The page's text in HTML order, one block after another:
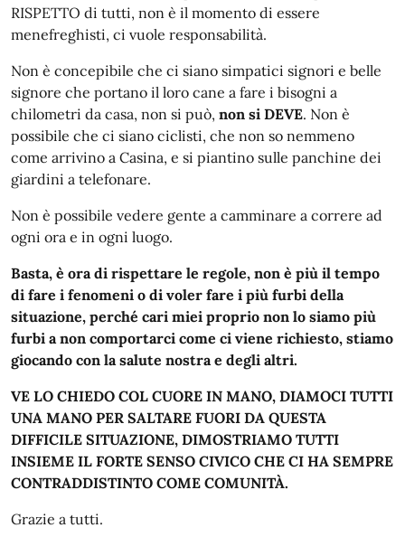
RISPETTO di tutti, non è il momento di essere
menefreghisti, ci vuole responsabilità.
Non è concepibile che ci siano simpatici signori e belle
signore che portano il loro cane a fare i bisogni a
chilometri da casa, non si può, non si DEVE. Non è
possibile che ci siano ciclisti, che non so nemmeno
come arrivino a Casina, e si piantino sulle panchine dei
giardini a telefonare.
Non è possibile vedere gente a camminare a correre ad
ogni ora e in ogni luogo.
Basta, è ora di rispettare le regole, non è più il tempo
di fare i fenomeni o di voler fare i più furbi della
situazione, perché cari miei proprio non lo siamo più
furbi a non comportarci come ci viene richiesto, stiamo
giocando con la salute nostra e degli altri.
VE LO CHIEDO COL CUORE IN MANO, DIAMOCI TUTTI
UNA MANO PER SALTARE FUORI DA QUESTA
DIFFICILE SITUAZIONE, DIMOSTRIAMO TUTTI
INSIEME IL FORTE SENSO CIVICO CHE CI HA SEMPRE
CONTRADDISTINTO COME COMUNITÀ.
Grazie a tutti.